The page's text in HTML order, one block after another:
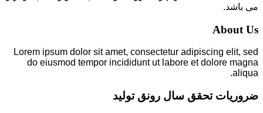
می باشد.
About Us
Lorem ipsum dolor sit amet, consectetur adipiscing elit, sed
do eiusmod tempor incididunt ut labore et dolore magna
aliqua.
ضروریات تحقق سال رونق تولید